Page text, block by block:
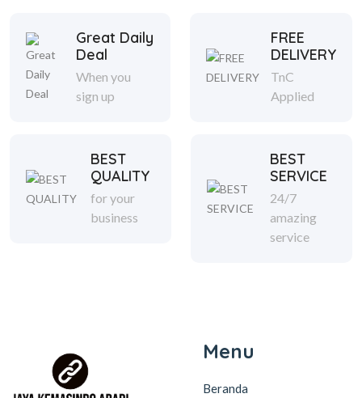
Great Daily
Deal
When you
sign up
FREE
DELIVERY
TnC
Applied
BEST
QUALITY
for your
business
BEST
SERVICE
24/7
amazing
service
Menu
Beranda